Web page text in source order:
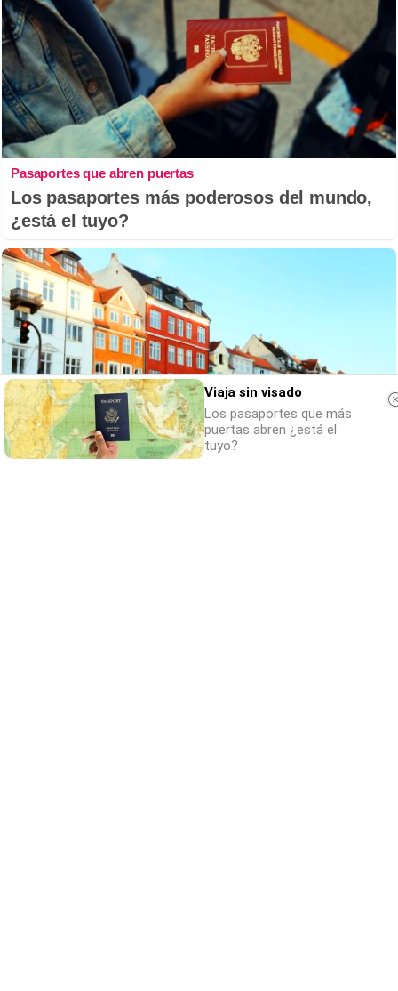
Pasaportes que abren puertas
Los pasaportes más poderosos del mundo,
¿está el tuyo?
Viaja sin visado
Los pasaportes que más
puertas abren ¿está el
tuyo?